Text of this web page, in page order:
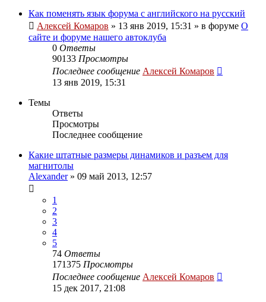
Как поменять язык форума с английского на русский
Алексей Комаров » 13 янв 2019, 15:31 » в форуме О
сайте и форуме нашего автоклуба
0 Ответы
90133 Просмотры
Последнее сообщение Алексей Комаров
13 янв 2019, 15:31
Темы
Ответы
Просмотры
Последнее сообщение
Какие штатные размеры динамиков и разъем для
магнитолы
Alexander» 09 май 2013, 12:57
1
2
3
4
5
74 Ответы
171375 Просмотры
Последнее сообщение Алексей Комаров
15 дек 2017, 21:08